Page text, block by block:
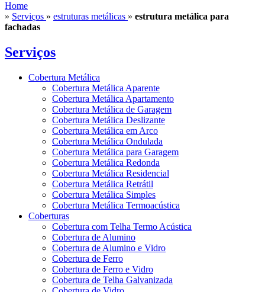
Home
» Serviços » estruturas metálicas » estrutura metálica para
fachadas
Serviços
Cobertura Metálica
Cobertura Metálica Aparente
Cobertura Metálica Apartamento
Cobertura Metálica de Garagem
Cobertura Metálica Deslizante
Cobertura Metálica em Arco
Cobertura Metálica Ondulada
Cobertura Metálica para Garagem
Cobertura Metálica Redonda
Cobertura Metálica Residencial
Cobertura Metálica Retrátil
Cobertura Metálica Simples
Cobertura Metálica Termoacústica
Coberturas
Cobertura com Telha Termo Acústica
Cobertura de Alumino
Cobertura de Alumino e Vidro
Cobertura de Ferro
Cobertura de Ferro e Vidro
Cobertura de Telha Galvanizada